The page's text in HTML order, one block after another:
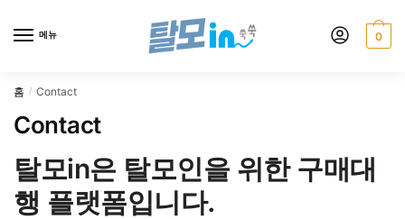
메뉴 0
홈 / Contact
Contact
탈모in은 탈모인을 위한 구매대
행 플랫폼입니다.